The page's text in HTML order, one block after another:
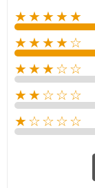
★★★★★
★★★★☆
★★★☆☆
★★☆☆☆
★☆☆☆☆